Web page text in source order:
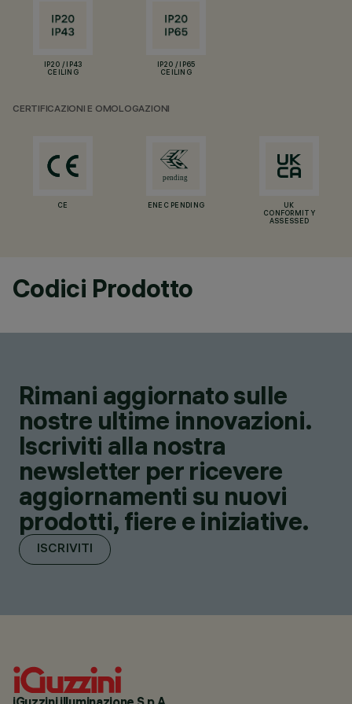
IP20 / IP43
CEILING
IP20 / IP65
CEILING
CERTIFICAZIONI E OMOLOGAZIONI
CE ENEC PENDING
UK
CONFORMITY
ASSESSED
Codici Prodotto
Rimani aggiornato sulle
nostre ultime innovazioni.
Iscriviti alla nostra
newsletter per ricevere
aggiornamenti su nuovi
prodotti, fiere e iniziative.
ISCRIVITI